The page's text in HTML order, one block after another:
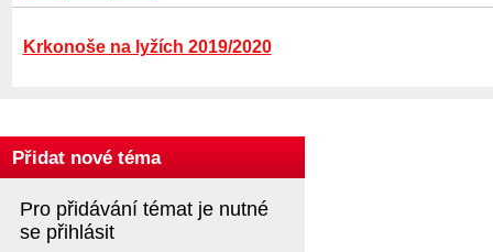
Krkonoše na lyžích 2019/2020
Přidat nové téma
Pro přidávání témat je nutné
se přihlásit